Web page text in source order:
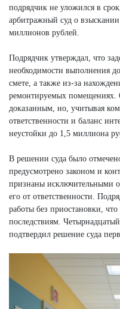
подрядчик не уложился в
арбитражный суд о
миллионов рублей.
Подрядчик утверждал, что
необходимости выполнения
смете, а также из-за
ремонтируемых помещениях.
доказанным, но, учитывая
ответственности и баланс
неустойки до 1,5 миллиона
В решении суда было
предусмотрено законом и
признаны исключительными
его от ответственности.
работы без приостановки,
последствиям.
подтвердил решение суда